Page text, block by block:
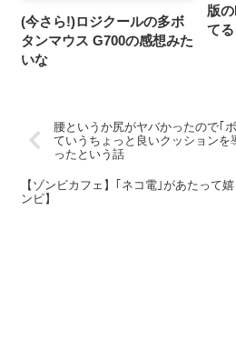
(今さら!)ロジクールの多ボ
タンマウス G700の感想みた
いな
版
てる
腰というか尻がヤバかったので｢
ていうちょっと良いクッション
ったという話
【ゾンビカフェ】｢ネコ電｣があたって
ンビ】